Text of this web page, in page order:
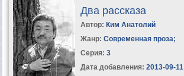
Два рассказа
Автор: Ким Анатолий
Жанр: Современная проза;
Серия: 3
Дата добавления: 2013-09-11